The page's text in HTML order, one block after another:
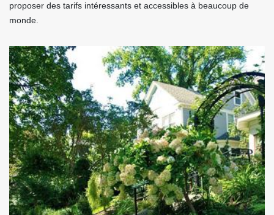
proposer des tarifs intéressants et accessibles à beaucoup de
monde.